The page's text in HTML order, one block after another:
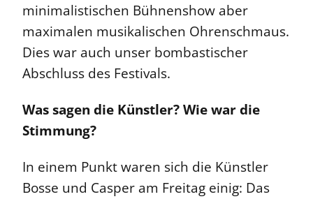
minimalistischen Bühnenshow aber
maximalen musikalischen Ohrenschmaus.
Dies war auch unser bombastischer
Abschluss des Festivals.
Was sagen die Künstler? Wie war die
Stimmung?
In einem Punkt waren sich die Künstler
Bosse und Casper am Freitag einig: Das